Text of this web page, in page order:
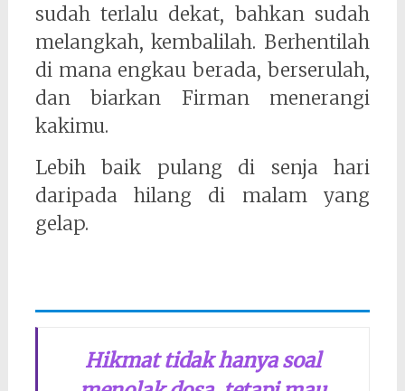
sudah terlalu dekat, bahkan sudah
melangkah, kembalilah. Berhentilah
di mana engkau berada, berserulah,
dan biarkan Firman menerangi
kakimu.
Lebih baik pulang di senja hari
daripada hilang di malam yang
gelap.
Hikmat tidak hanya soal